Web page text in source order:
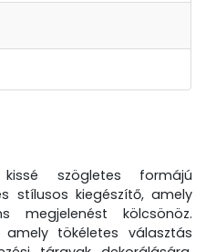
szögletes formájú
stílusos kiegészítő, amely
megjelenést kölcsönöz.
tökéletes választás